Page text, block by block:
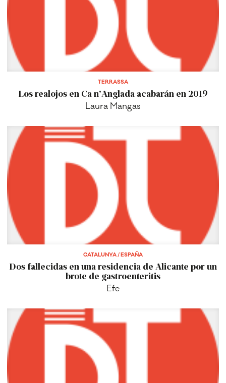
TERRASSA
Los realojos en Ca n'Anglada acabarán en 2019
Laura Mangas
CATALUNYA / ESPAÑA
Dos fallecidas en una residencia de Alicante por un
brote de gastroenteritis
Efe